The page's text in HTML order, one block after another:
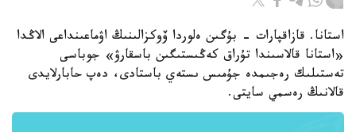
استانا. قازاقپارات - بۇگىن ەلوردا ۆوكزالىنىڭ اۋماعىنداعى الاڭدا
«استانا قالاسىندا تۇراق كەڭىستىگىن باسقارۋ» جوباسى
تەستىلىك رەجىمدە جۇمىس ىستەي باستادى، دەپ حابارلايدى
قالانىڭ رەسمي سايتى.